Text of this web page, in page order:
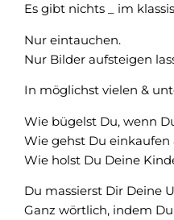
Es gibt nichts _ im
Nur eintauchen.
Nur Bilder aufsteigen
In möglichst vielen &
Wie bügelst Du, wenn
Wie gehst Du einkaufen
Wie holst Du Deine
Du massierst Dir Deine
Ganz wörtlich, indem